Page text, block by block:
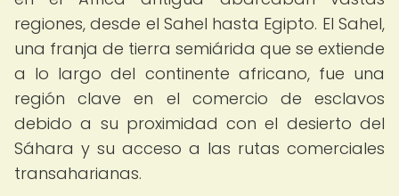
regiones, desde el Sahel hasta Egipto. El Sahel,
una franja de tierra semiárida que se extiende
a lo largo del continente africano, fue una
región clave en el comercio de esclavos
debido a su proximidad con el desierto del
Sáhara y su acceso a las rutas comerciales
transaharianas.